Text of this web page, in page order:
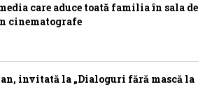
care aduce toată familia în sala de
cinematografe
invitată la „Dialoguri fără mască la